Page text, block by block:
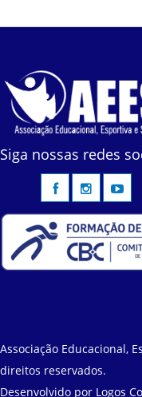
Siga nossas redes
Associação Educacional,
direitos reservados.
Desenvolvido por Logos